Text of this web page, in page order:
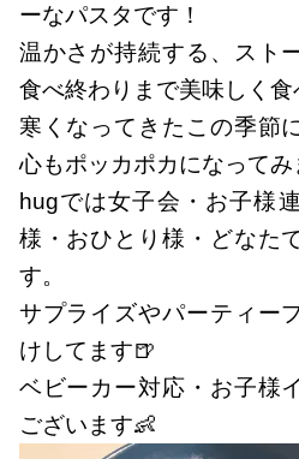
ーなパスタです！
温かさが持続する、スト
食べ終わりまで美味しく食
寒くなってきたこの季節
心もポッカポカになってみ
hugでは女子会・お子様
様・おひとり様・どなた
す。
サプライズやパーティー
けしてます🍺
ベビーカー対応・お子様
ございます👶